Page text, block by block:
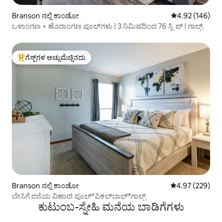
Branson ನಲ್ಲಿ ಕಾಂಡೋ 5 ರಲ್ಲಿ 4.92
4.92 (146)
ಒಳಾಂಗಣ + ಹೊರಾಂಗಣ ಪೂಲ್‌ಗಳು | 3 ನಿಮಿಷದಿಂದ 76 ಸ್ಟ್ರಿಪ್ | ಗಾಲ್ಫ್
ಗೆಸ್ಟ್‌ಗಳಿಗೆ ಅತಿ ಹೆಚ್ಚು ಅಚ್ಚುಮೆಚ್ಚಿನದು
ಗೆಸ್ಟ್‌ಗಳ ಅಚ್ಚುಮೆಚ್ಚಿನದು
Branson ನಲ್ಲಿ ಕಾಂಡೋ 5 ರಲ್ಲಿ 4.97
4.97 (229)
ಬೇಸಿಗೆ ರಜೆಯ ವಿಹಾರ! ಪೂಲ್*ಪಿಕಲ್‌ಬಾಲ್*ಗಾಲ್ಫ್
ಕುಟುಂಬ-ಸ್ನೇಹಿ ಮನೆಯ ಬಾಡಿಗೆಗಳು